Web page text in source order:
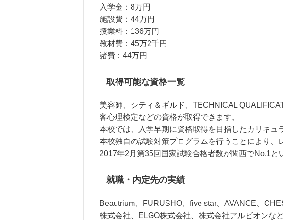
入学金：8万円
施設費：44万円
授業料：136万円
教材費：45万2千円
諸費：44万円
取得可能な資格一覧
美容師、シティ＆ギルド、TECHNICAL
客心理検定などの資格が取得できます。
本校では、入学早期に資格取得を目指したカリキュ
本校独自の試験対策プログラムを行うことにより、
2017年2月第35回国家試験合格者数が関西でNo.1と
就職・内定先の実績
Beautrium、FURUSHO、five star、AVANCE、
株式会社、ELGO株式会社、株式会社アルビオンな